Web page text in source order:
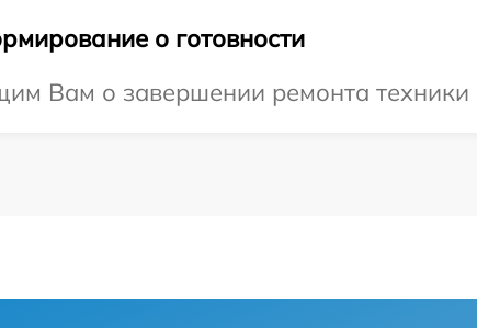
о готовности
Вам о завершении ремонта техники